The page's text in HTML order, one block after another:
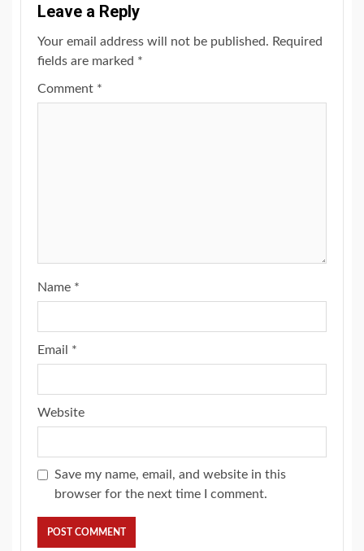
Leave a Reply
Your email address will not be published. Required
fields are marked *
Comment *
Name *
Email *
Website
Save my name, email, and website in this
browser for the next time I comment.